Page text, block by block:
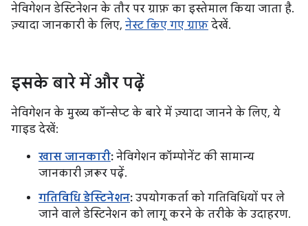
नेविगेशन डेस्टिनेशन के तौर पर ग्राफ़ का इस्तेमाल किया जाता है.
ज़्यादा जानकारी के लिए, नेस्ट किए गए ग्राफ़ देखें.
इसके बारे में और पढ़ें
नेविगेशन के मुख्य कॉन्सेप्ट के बारे में ज़्यादा जानने के लिए, ये
गाइड देखें:
खास जानकारी: नेविगेशन कॉम्पोनेंट की सामान्य
जानकारी ज़रूर पढ़ें.
गतिविधि डेस्टिनेशन: उपयोगकर्ता को गतिविधियों पर ले
जाने वाले डेस्टिनेशन को लागू करने के तरीके के उदाहरण.